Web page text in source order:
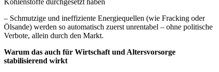
– Schmutzige und ineffiziente Energiequellen (wie Fracking oder
Ölsande) werden so automatisch zuerst unrentabel – ohne politische
Verbote, allein durch den Markt.
Warum das auch für Wirtschaft und Altersvorsorge
stabilisierend wirkt